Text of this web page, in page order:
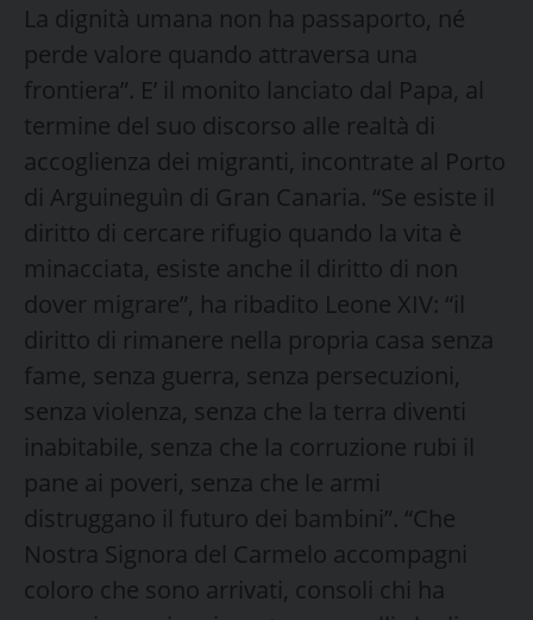
La dignità umana non ha passaporto, né
perde valore quando attraversa una
frontiera”. E’ il monito lanciato dal Papa, al
termine del suo discorso alle realtà di
accoglienza dei migranti, incontrate al Porto
di Arguineguìn di Gran Canaria. “Se esiste il
diritto di cercare rifugio quando la vita è
minacciata, esiste anche il diritto di non
dover migrare”, ha ribadito Leone XIV: “il
diritto di rimanere nella propria casa senza
fame, senza guerra, senza persecuzioni,
senza violenza, senza che la terra diventi
inabitabile, senza che la corruzione rubi il
pane ai poveri, senza che le armi
distruggano il futuro dei bambini”. “Che
Nostra Signora del Carmelo accompagni
coloro che sono arrivati, consoli chi ha